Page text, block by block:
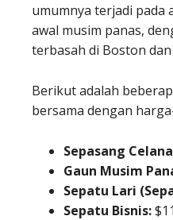
umumnya terjadi pada
awal musim panas,
terbasah di Boston
Berikut adalah
bersama dengan
Sepasang
Gaun Musim
Sepatu Lari
Sepatu Bisnis: